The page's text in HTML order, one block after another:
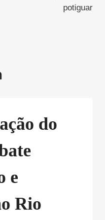
potiguar
do
e
Rio